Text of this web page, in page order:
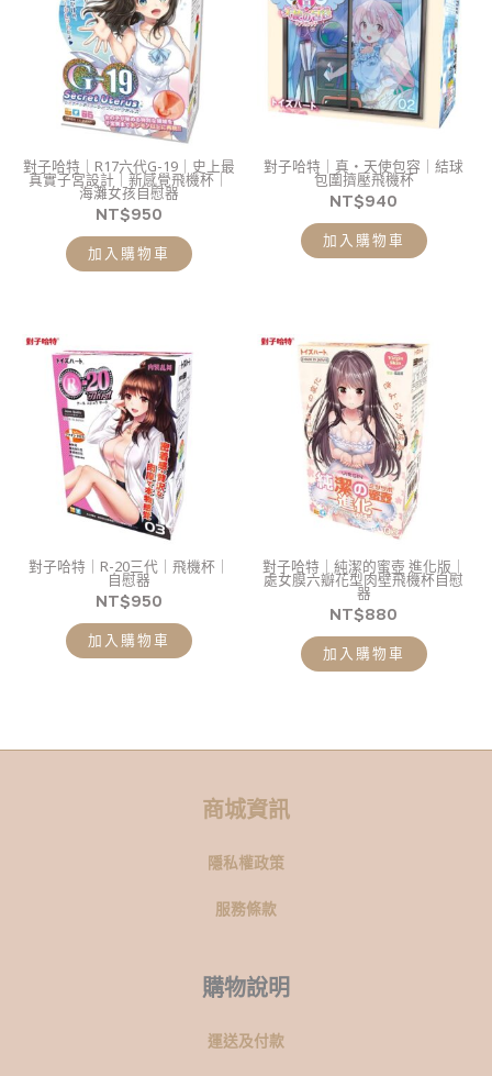
對子哈特｜R17六代G-19｜史上最
真實子宮設計｜新感覺飛機杯｜
海灘女孩自慰器
NT$950
加入購物車
對子哈特｜真・天使包容｜結球
包圍擠壓飛機杯
NT$940
加入購物車
對子哈特｜R-20三代｜飛機杯｜
自慰器
NT$950
加入購物車
對子哈特｜純潔的蜜壺 進化版｜
處女膜六瓣花型肉壁飛機杯自慰
器
NT$880
加入購物車
商城資訊
隱私權政策
服務條款
購物說明
運送及付款